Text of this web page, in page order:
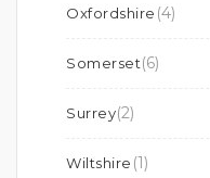
Oxfordshire (4)
Somerset(6)
Surrey(2)
Wiltshire (1)